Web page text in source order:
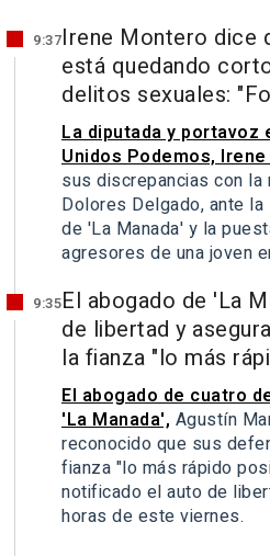
9:37Irene Montero dice
está quedando
delitos sexuales:
La diputada y portavoz
Unidos Podemos,
sus discrepancias con
Dolores Delgado, ante
de 'La Manada' y la
agresores de una joven
9:35El abogado de 'La
de libertad y
la fianza "lo más
El abogado de cuatro
'La Manada', Agustín
reconocido que sus
fianza "lo más rápido
notificado el auto de
horas de este viernes.